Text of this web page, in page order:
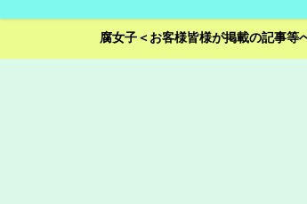
腐女子＜お客様皆様が掲載の記事等